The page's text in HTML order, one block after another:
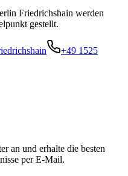
Friedrichshain werden
gestellt.
+49 1525
an und erhalte die besten
per E-Mail.